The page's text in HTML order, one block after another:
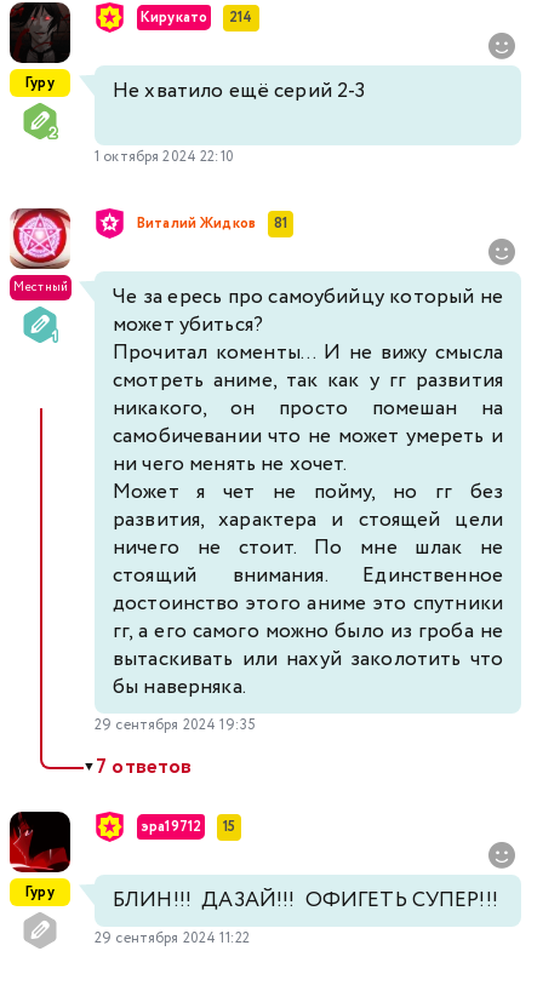
Гуру
Кирукато 214
Не хватило ещё серий 2-3
1 октября 2024 22:10
Местный
Виталий Жидков 81
Че за ересь про самоубийцу который не
может убиться?
Прочитал коменты... И не вижу смысла
смотреть аниме, так как у гг развития
никакого, он просто помешан на
самобичевании что не может умереть и
ни чего менять не хочет.
Может я чет не пойму, но гг без
развития, характера и стоящей цели
ничего не стоит. По мне шлак не
стоящий внимания. Единственное
достоинство этого аниме это спутники
гг, а его самого можно было из гроба не
вытаскивать или нахуй заколотить что
бы наверняка.
29 сентября 2024 19:35
▼7 ответов
Гуру
эра19712 15
БЛИН!!! ДАЗАЙ!!! ОФИГЕТЬ СУПЕР!!!
29 сентября 2024 11:22